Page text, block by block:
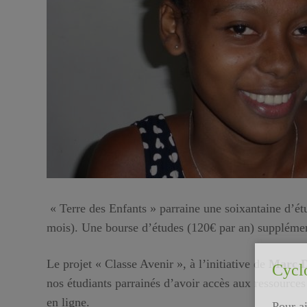
« Terre des Enfants » parraine une soixantaine
mois). Une bourse d’études (120€ par an)
Le projet « Classe Avenir », à l’initiative de Marc
nos étudiants parrainés d’avoir accès aux
en ligne.